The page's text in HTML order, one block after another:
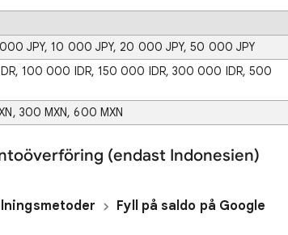
JPY, 10 000 JPY, 20 000 JPY, 50 000 JPY
100 000 IDR, 150 000 IDR, 300 000 IDR, 500
300 MXN, 600 MXN
(endast Indonesien)
Fyll på saldo på Google